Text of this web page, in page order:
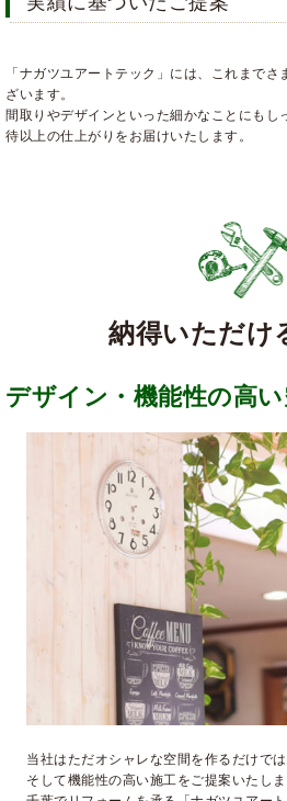
「ナガツユアートテック」には、これまで
ざいます。
間取りやデザインといった細かなことにもし
待以上の仕上がりをお届けいたします。
納得いただけ
デザイン・機能性の高
当社はただオシャレな空間を作るだけで
そして機能性の高い施工をご提案いたしま